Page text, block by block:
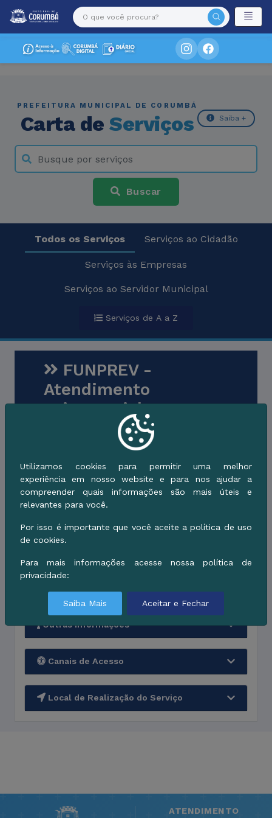
PREFEITURA MUNICIPAL DE CORUMBÁ
Carta de Serviços Saiba +
Buscar
Todos os Serviços Serviços ao Cidadão
Serviços às Empresas
Serviços ao Servidor Municipal
Serviços de A a Z
FUNPREV -
Atendimento
Psicossocial
Secretaria Municipal de
Planejamento, Receita e Administração
Público Municipal
Outras Informações
Canais de Acesso
Local de Realização do Serviço
ATENDIMENTO
Utilizamos cookies para permitir uma melhor
experiência em nosso website e para nos ajudar a
compreender quais informações são mais úteis e
relevantes para você.
Por isso é importante que você aceite a política de uso
de cookies.
Para mais informações acesse nossa política de
privacidade:
Saiba Mais Aceitar e Fechar